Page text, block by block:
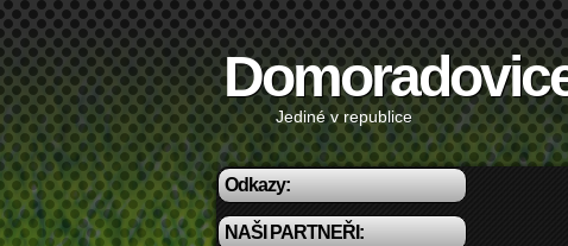
Jediné v republice
Odkazy:
NAŠI PARTNEŘI: